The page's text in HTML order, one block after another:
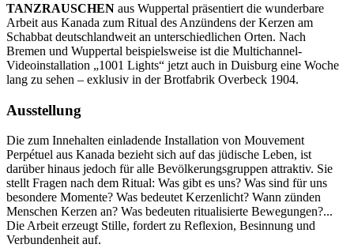
TANZRAUSCHEN aus Wuppertal präsentiert die wunderbare
Arbeit aus Kanada zum Ritual des Anzündens der Kerzen am
Schabbat deutschlandweit an unterschiedlichen Orten. Nach
Bremen und Wuppertal beispielsweise ist die Multichannel-
Videoinstallation „1001 Lights“ jetzt auch in Duisburg eine Woche
lang zu sehen – exklusiv in der Brotfabrik Overbeck 1904.
Ausstellung
Die zum Innehalten einladende Installation von Mouvement
Perpétuel aus Kanada bezieht sich auf das jüdische Leben, ist
darüber hinaus jedoch für alle Bevölkerungsgruppen attraktiv. Sie
stellt Fragen nach dem Ritual: Was gibt es uns? Was sind für uns
besondere Momente? Was bedeutet Kerzenlicht? Wann zünden
Menschen Kerzen an? Was bedeuten ritualisierte Bewegungen?...
Die Arbeit erzeugt Stille, fordert zu Reflexion, Besinnung und
Verbundenheit auf.